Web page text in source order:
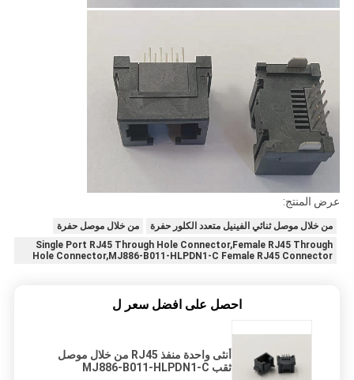
عرض المنتج:
من خلال موصل ثنائي الفينيل متعدد الكلور حفرة
من خلال موصل حفرة
Single Port RJ45 Through Hole Connector,Female RJ45 Through
Hole Connector,MJ886-B011-HLPDN1-C Female RJ45 Connector
احصل على افضل سعر ل
أنثى واحدة منفذ RJ45 من خلال موصل
ثقب MJ886-B011-HLPDN1-C